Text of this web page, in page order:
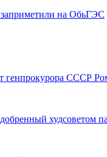
на ОбьГЭС
генпрокурора СССР
худсоветом